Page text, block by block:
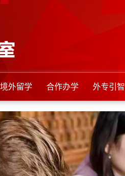
境外留学 合作办学 外专引智